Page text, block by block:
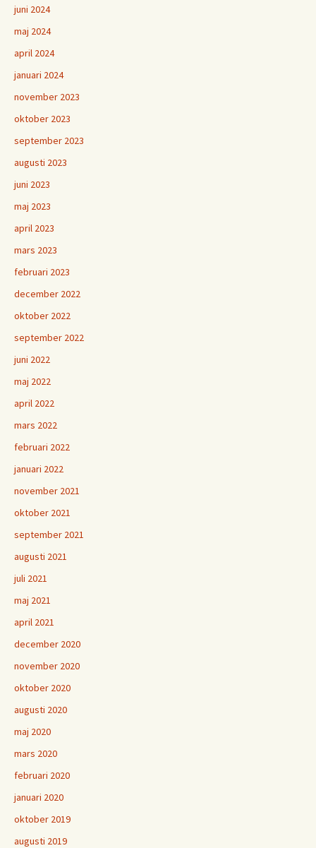
juni 2024
maj 2024
april 2024
januari 2024
november 2023
oktober 2023
september 2023
augusti 2023
juni 2023
maj 2023
april 2023
mars 2023
februari 2023
december 2022
oktober 2022
september 2022
juni 2022
maj 2022
april 2022
mars 2022
februari 2022
januari 2022
november 2021
oktober 2021
september 2021
augusti 2021
juli 2021
maj 2021
april 2021
december 2020
november 2020
oktober 2020
augusti 2020
maj 2020
mars 2020
februari 2020
januari 2020
oktober 2019
augusti 2019